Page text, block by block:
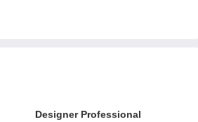
Designer Professional